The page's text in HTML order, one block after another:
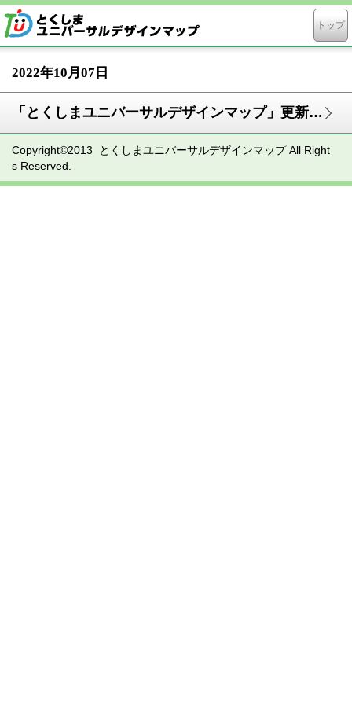
トップ
2022年10月07日
「とくしまユニバーサルデザインマップ」更新調査への御協力のお願い
Copyright©2013 とくしまユニバーサルデザインマップ All Right
s Reserved.